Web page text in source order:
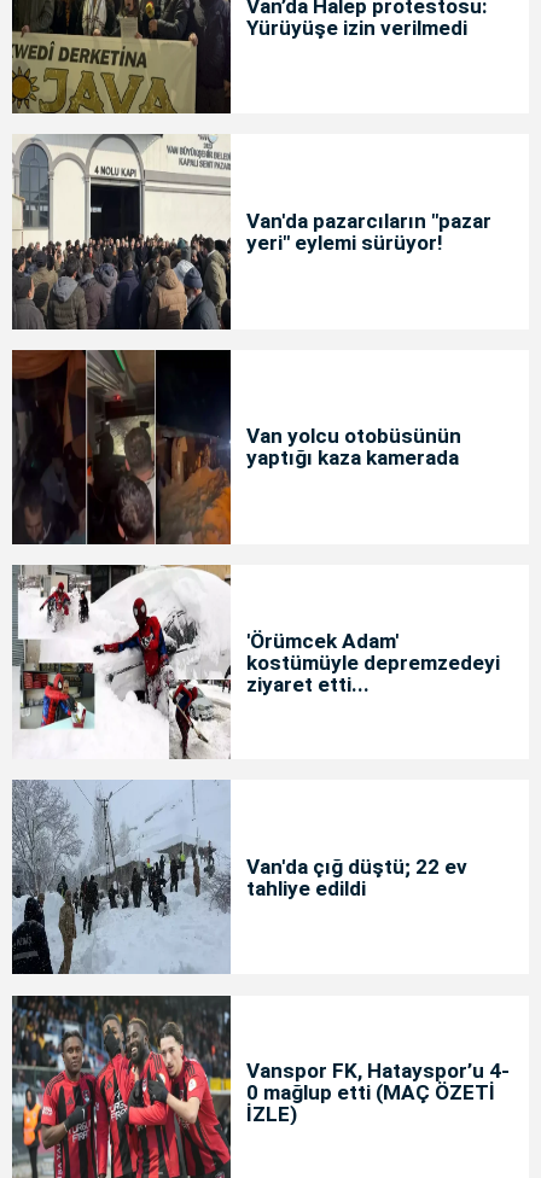
Van’da Halep protestosu:
Yürüyüşe izin verilmedi
Van'da pazarcıların "pazar
yeri" eylemi sürüyor!
Van yolcu otobüsünün
yaptığı kaza kamerada
'Örümcek Adam'
kostümüyle depremzedeyi
ziyaret etti...
Van'da çığ düştü; 22 ev
tahliye edildi
Vanspor FK, Hatayspor’u 4-
0 mağlup etti (MAÇ ÖZETİ
İZLE)